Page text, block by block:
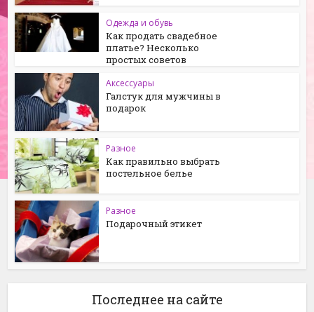
Одежда и обувь
Как продать свадебное
платье? Несколько
простых советов
Аксессуары
Галстук для мужчины в
подарок
Разное
Как правильно выбрать
постельное белье
Разное
Подарочный этикет
Последнее на сайте